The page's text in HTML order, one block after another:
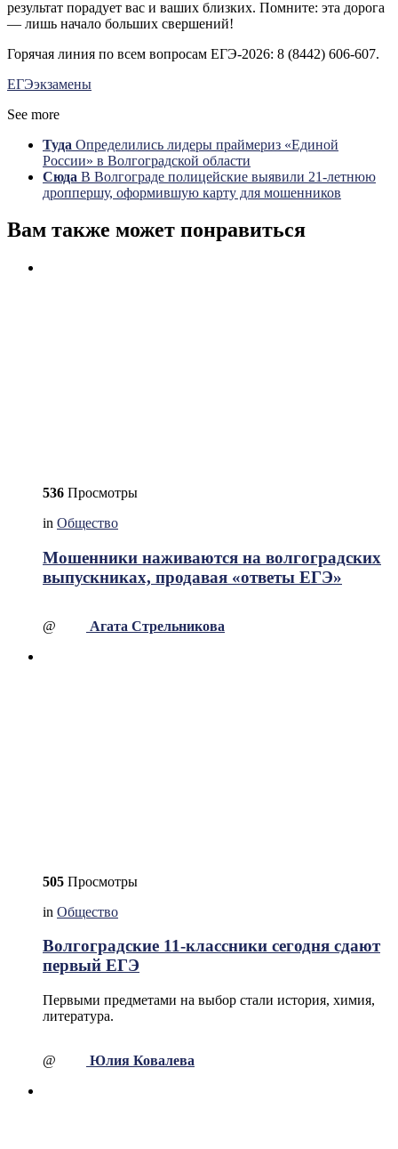
результат порадует вас и ваших близких. Помните: эта дорога
— лишь начало больших свершений!
Горячая линия по всем вопросам ЕГЭ-2026: 8 (8442) 606-607.
ЕГЭэкзамены
See more
Туда Определились лидеры праймериз «Единой
России» в Волгоградской области
Сюда В Волгограде полицейские выявили 21-летнюю
дроппершу, оформившую карту для мошенников
Вам также может понравиться
536 Просмотры
in Общество
Мошенники наживаются на волгоградских
выпускниках, продавая «ответы ЕГЭ»
@ Агата Стрельникова
505 Просмотры
in Общество
Волгоградские 11-классники сегодня сдают
первый ЕГЭ
Первыми предметами на выбор стали история, химия,
литература.
@ Юлия Ковалева